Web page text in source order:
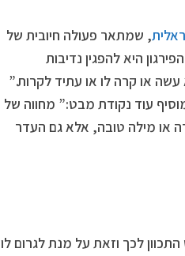
, שמתאר פעולה חיובית של
היא להפגין נדיבות
או קרה לו או עתיד לקרות.”
מוסיף עוד נקודת מבט:” מחווה של
או מילה טובה, אלא גם העדר
לכך וזאת על מנת לגרום לו